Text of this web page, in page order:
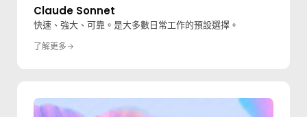
Claude Sonnet
快速、強大、可靠。是大多數日常工作的預設選擇。
了解更多